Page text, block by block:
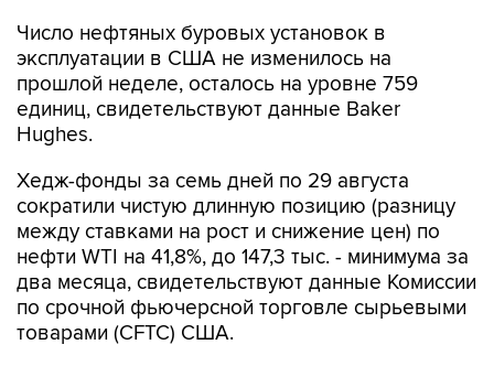
Число нефтяных буровых установок в
эксплуатации в США не изменилось на
прошлой неделе, осталось на уровне 759
единиц, свидетельствуют данные Baker
Hughes.
Хедж-фонды за семь дней по 29 августа
сократили чистую длинную позицию (разницу
между ставками на рост и снижение цен) по
нефти WTI на 41,8%, до 147,3 тыс. - минимума за
два месяца, свидетельствуют данные Комиссии
по срочной фьючерсной торговле сырьевыми
товарами (CFTC) США.